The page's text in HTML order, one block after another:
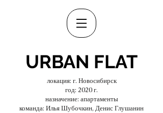
URBAN FLAT
локация: г. Новосибирск
год: 2020 г.
назначение: апартаменты
команда: Илья Шубочкин, Денис Глушанин